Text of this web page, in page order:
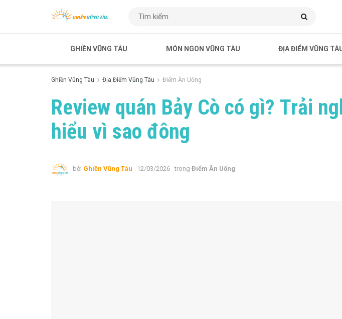
GHIỀN VŨNG TÀU MÓN NGON VŨNG TÀU ĐỊA ĐIỂM VŨNG
Ghiền Vũng Tàu Địa Điểm Vũng Tàu Điểm Ăn Uống
Review quán Bảy Cò có gì? Trải
hiểu vì sao đông
bởi Ghiền Vũng Tàu 12/03/2026 trong Điểm Ăn Uống